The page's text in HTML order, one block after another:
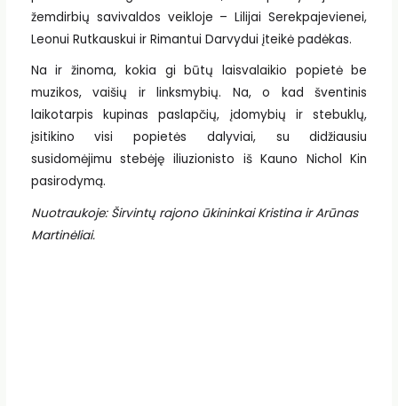
žemdirbių savivaldos veikloje – Lilijai Serekpajevienei,
Leonui Rutkauskui ir Rimantui Darvydui įteikė padėkas.
Na ir žinoma, kokia gi būtų laisvalaikio popietė be
muzikos, vaišių ir linksmybių. Na, o kad šventinis
laikotarpis kupinas paslapčių, įdomybių ir stebuklų,
įsitikino visi popietės dalyviai, su didžiausiu
susidomėjimu stebėję iliuzionisto iš Kauno Nichol Kin
pasirodymą.
Nuotraukoje: Širvintų rajono ūkininkai Kristina ir Arūnas
Martinėliai.